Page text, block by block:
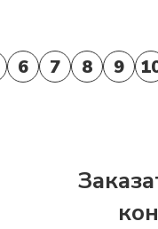
6 7 8 9